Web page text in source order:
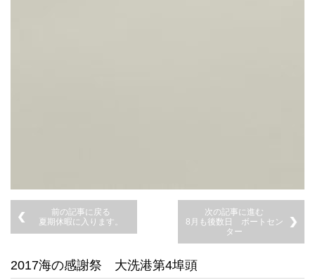
前の記事に戻る
夏期休暇に入ります。
次の記事に進む
8月も後数日 ボートセン
ター
2017海の感謝祭 大洗港第4埠頭